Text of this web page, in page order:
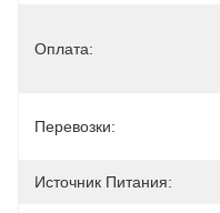
Оплата:
Перевозки:
Источник Питания: